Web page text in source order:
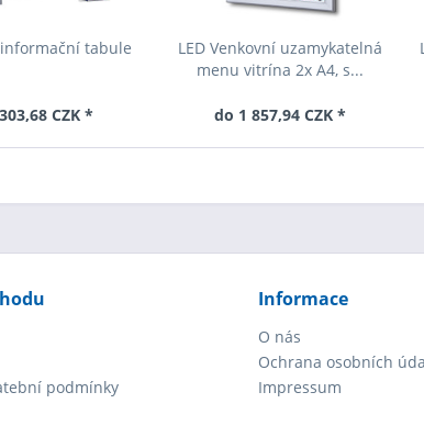
tabule
CZK *
LED Venkovní uzamykatelná
menu vitrína 2x A4, s...
do 1 857,94 CZK *
podmínky
Informace
O nás
Ochrana osobních
Impressum